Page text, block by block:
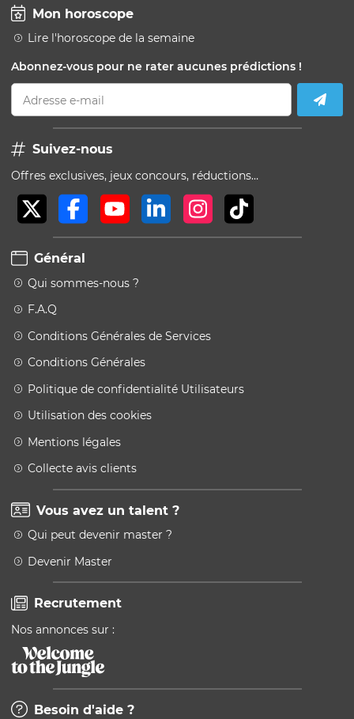
Mon horoscope
Lire l'horoscope de la semaine
Abonnez-vous pour ne rater aucunes prédictions !
Adresse e-mail
Suivez-nous
Offres exclusives, jeux concours, réductions…
Général
Qui sommes-nous ?
F.A.Q
Conditions Générales de Services
Conditions Générales
Politique de confidentialité Utilisateurs
Utilisation des cookies
Mentions légales
Collecte avis clients
Vous avez un talent ?
Qui peut devenir master ?
Devenir Master
Recrutement
Nos annonces sur :
Besoin d'aide ?